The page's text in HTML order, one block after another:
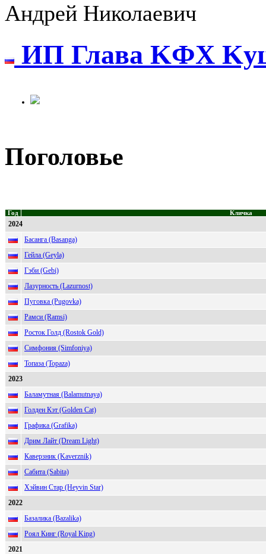
Андрей Николаевич
ИП Глaвa KФX
Поголовье
Год Кличка
2024
Басанга (Basanga)
Гейла (Geyla)
Гэби (Gebi)
Лазурность (Lazurnost)
Пуговка (Pugovka)
Рамси (Ramsi)
Росток Голд (Rostok Gold)
Симфония (Simfoniya)
Топаза (Topaza)
2023
Баламутная (Balamutnaya)
Голден Кэт (Golden Cat)
Графика (Grafika)
Дрим Лайт (Dream Light)
Каверзник (Kaverznik)
Сабита (Sabita)
Хэйвин Стар (Heyvin Star)
2022
Базалика (Bazalika)
Роял Кинг (Royal King)
2021